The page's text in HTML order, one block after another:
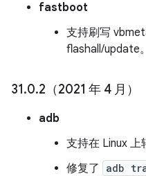
fastboot
支持刷写
flashall/update。
31.0.2（2021 年 4 月）
adb
支持在 Linux 上
修复了
adb